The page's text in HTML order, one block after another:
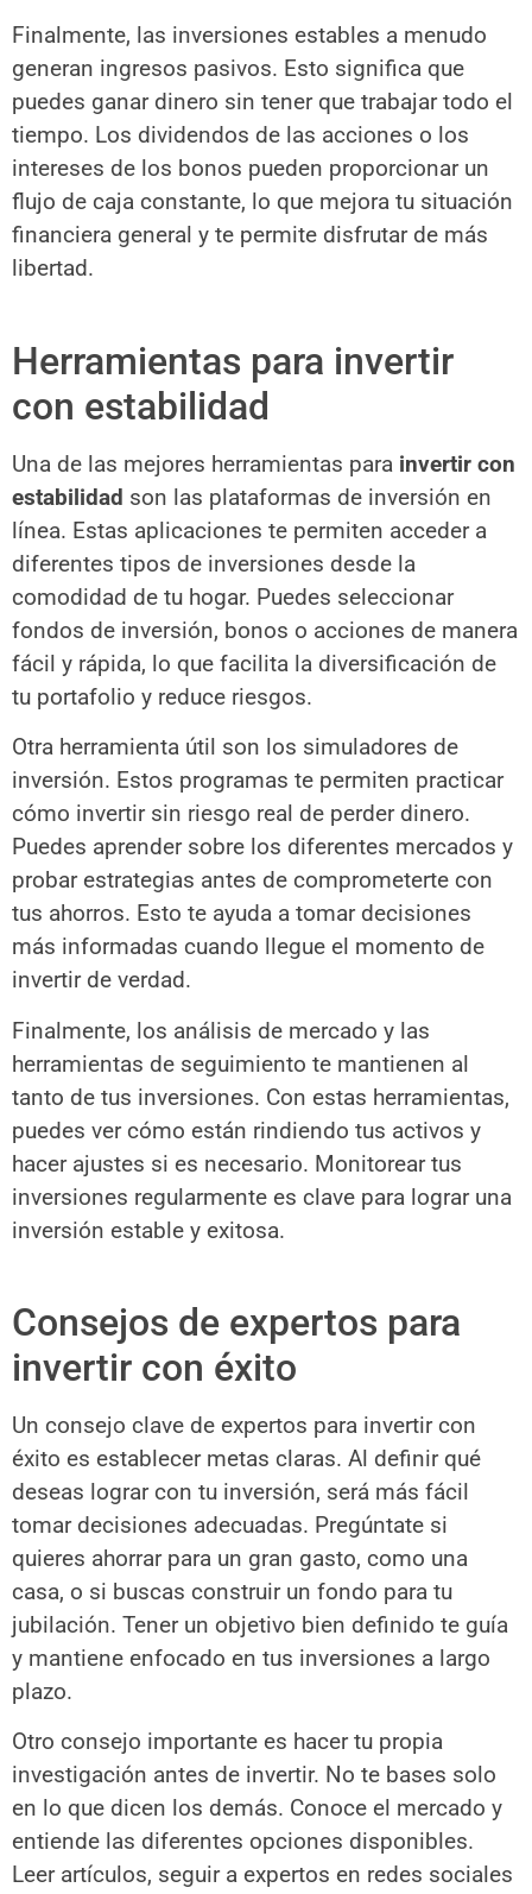
Finalmente, las inversiones estables a menudo
generan ingresos pasivos. Esto significa que
puedes ganar dinero sin tener que trabajar todo el
tiempo. Los dividendos de las acciones o los
intereses de los bonos pueden proporcionar un
flujo de caja constante, lo que mejora tu situación
financiera general y te permite disfrutar de más
libertad.
Herramientas para invertir
con estabilidad
Una de las mejores herramientas para invertir con
estabilidad son las plataformas de inversión en
línea. Estas aplicaciones te permiten acceder a
diferentes tipos de inversiones desde la
comodidad de tu hogar. Puedes seleccionar
fondos de inversión, bonos o acciones de manera
fácil y rápida, lo que facilita la diversificación de
tu portafolio y reduce riesgos.
Otra herramienta útil son los simuladores de
inversión. Estos programas te permiten practicar
cómo invertir sin riesgo real de perder dinero.
Puedes aprender sobre los diferentes mercados y
probar estrategias antes de comprometerte con
tus ahorros. Esto te ayuda a tomar decisiones
más informadas cuando llegue el momento de
invertir de verdad.
Finalmente, los análisis de mercado y las
herramientas de seguimiento te mantienen al
tanto de tus inversiones. Con estas herramientas,
puedes ver cómo están rindiendo tus activos y
hacer ajustes si es necesario. Monitorear tus
inversiones regularmente es clave para lograr una
inversión estable y exitosa.
Consejos de expertos para
invertir con éxito
Un consejo clave de expertos para invertir con
éxito es establecer metas claras. Al definir qué
deseas lograr con tu inversión, será más fácil
tomar decisiones adecuadas. Pregúntate si
quieres ahorrar para un gran gasto, como una
casa, o si buscas construir un fondo para tu
jubilación. Tener un objetivo bien definido te guía
y mantiene enfocado en tus inversiones a largo
plazo.
Otro consejo importante es hacer tu propia
investigación antes de invertir. No te bases solo
en lo que dicen los demás. Conoce el mercado y
entiende las diferentes opciones disponibles.
Leer artículos, seguir a expertos en redes sociales